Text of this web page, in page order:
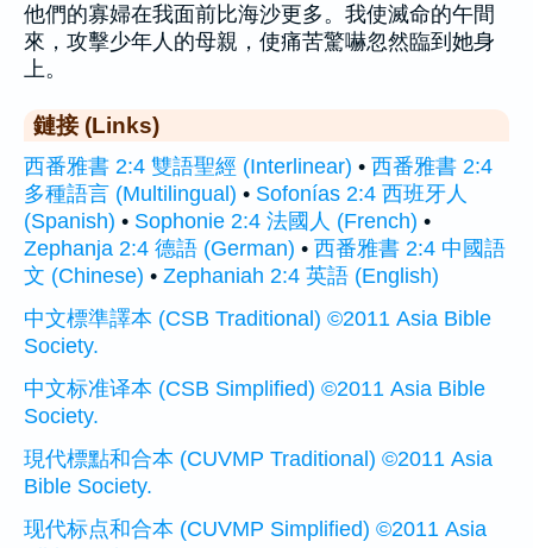
他們的寡婦在我面前比海沙更多。我使滅命的午間
來，攻擊少年人的母親，使痛苦驚嚇忽然臨到她身
上。
鏈接 (Links)
西番雅書 2:4 雙語聖經 (Interlinear) • 西番雅書 2:4
多種語言 (Multilingual) • Sofonías 2:4 西班牙人
(Spanish) • Sophonie 2:4 法國人 (French) •
Zephanja 2:4 德語 (German) • 西番雅書 2:4 中國語
文 (Chinese) • Zephaniah 2:4 英語 (English)
中文標準譯本 (CSB Traditional) ©2011 Asia Bible
Society.
中文标准译本 (CSB Simplified) ©2011 Asia Bible
Society.
現代標點和合本 (CUVMP Traditional) ©2011 Asia
Bible Society.
现代标点和合本 (CUVMP Simplified) ©2011 Asia